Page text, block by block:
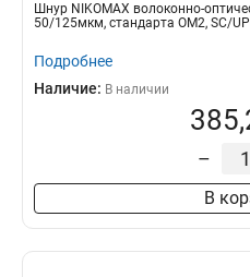
Шнур NIKOMAX волоконно-
50/125мкм, стандарта ОМ2, SC/
Подробнее
Наличие: В наличии
–
В